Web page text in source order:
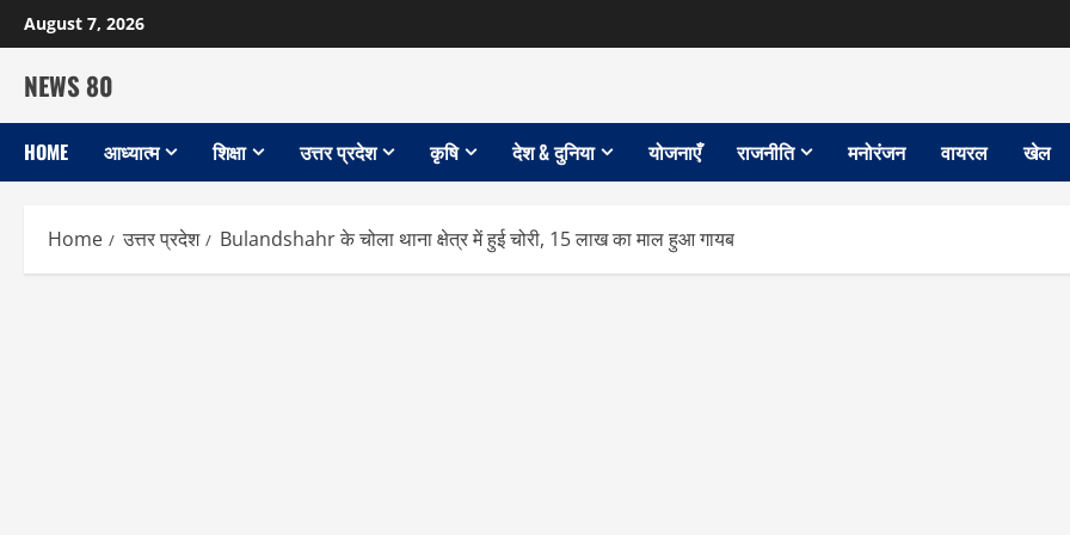
Skip
to
content
August 7, 2026
NEWS 80
HOME आध्यात्म शिक्षा उत्तर प्रदेश कृषि देश & दुनिया योजनाएँ राजनीति मनोरंजन वायरल खेल
Home उत्तर प्रदेश Bulandshahr के चोला थाना क्षेत्र में हुई चोरी, 15 लाख का माल हुआ गायब